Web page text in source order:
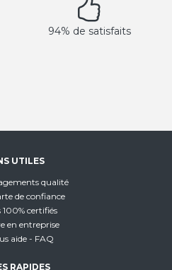
94% de satisfaits
UTILES
qualité
de confiance
100% certifiés
en entreprise
aide - FAQ
RAPIDES